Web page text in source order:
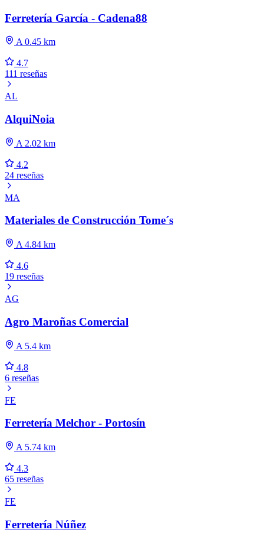
Ferretería García - Cadena88
A 0.45 km
4.7
111 reseñas
AL
AlquiNoia
A 2.02 km
4.2
24 reseñas
MA
Materiales de Construcción Tome´s
A 4.84 km
4.6
19 reseñas
AG
Agro Maroñas Comercial
A 5.4 km
4.8
6 reseñas
FE
Ferretería Melchor - Portosín
A 5.74 km
4.3
65 reseñas
FE
Ferretería Núñez